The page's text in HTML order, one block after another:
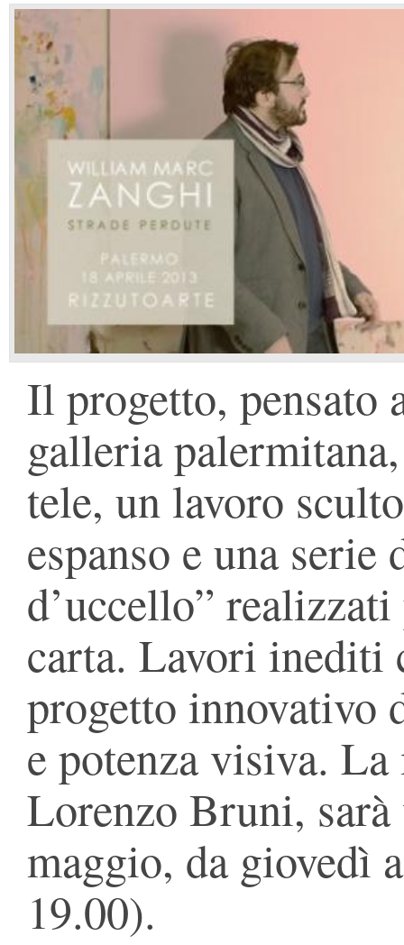
Il progetto, pensato
galleria
tele, un lavoro
espanso e una
d’uccello”
carta. Lavori inediti
progetto innovativo
e potenza visiva.
Lorenzo Bruni,
maggio, da giovedì
19.00).